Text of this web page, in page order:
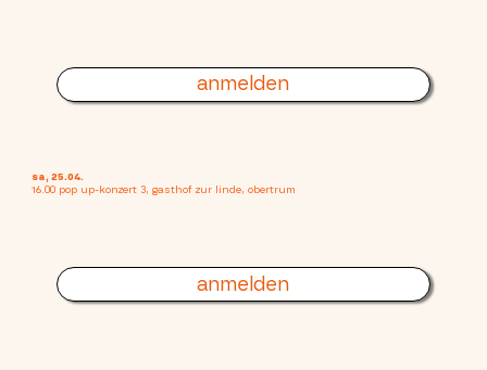
anmelden
sa, 25.04.
16.00 pop up-konzert 3, gasthof zur linde, obertrum
anmelden